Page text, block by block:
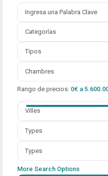
Categorías
Tipos
Chambres
Rango de precios: 0€ a
Villes
Types
Types
More Search Options